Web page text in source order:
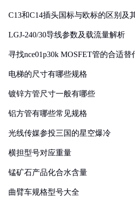
C13和C14插头国标与欧标的区别及
LGJ-240/30导线参数及载流量解析
寻找nce01p30k MOSFET管的合适替
电梯的尺寸有哪些规格
镀锌方管尺寸一般有哪些
铝方管有哪些常见规格
光线传媒参投三国的星空爆冷
横担型号对应重量
锰矿石产品化合水含量
曲臂车规格型号大全